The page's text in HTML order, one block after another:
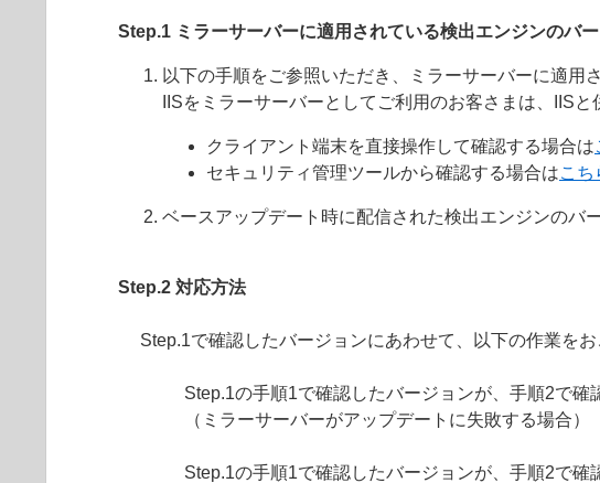
Step.1 ミラーサーバーに適用されている検出エンジンのバ
以下の手順をご参照いただき、ミラーサーバーに適用
IISをミラーサーバーとしてご利用のお客さまは、IIS
クライアント端末を直接操作して確認する場合は
セキュリティ管理ツールから確認する場合はこち
ベースアップデート時に配信された検出エンジンのバ
Step.2 対応方法
Step.1で確認したバージョンにあわせて、以下の作業をお
Step.1の手順1で確認したバージョンが、手順2で確
（ミラーサーバーがアップデートに失敗する場合）
Step.1の手順1で確認したバージョンが、手順2で確